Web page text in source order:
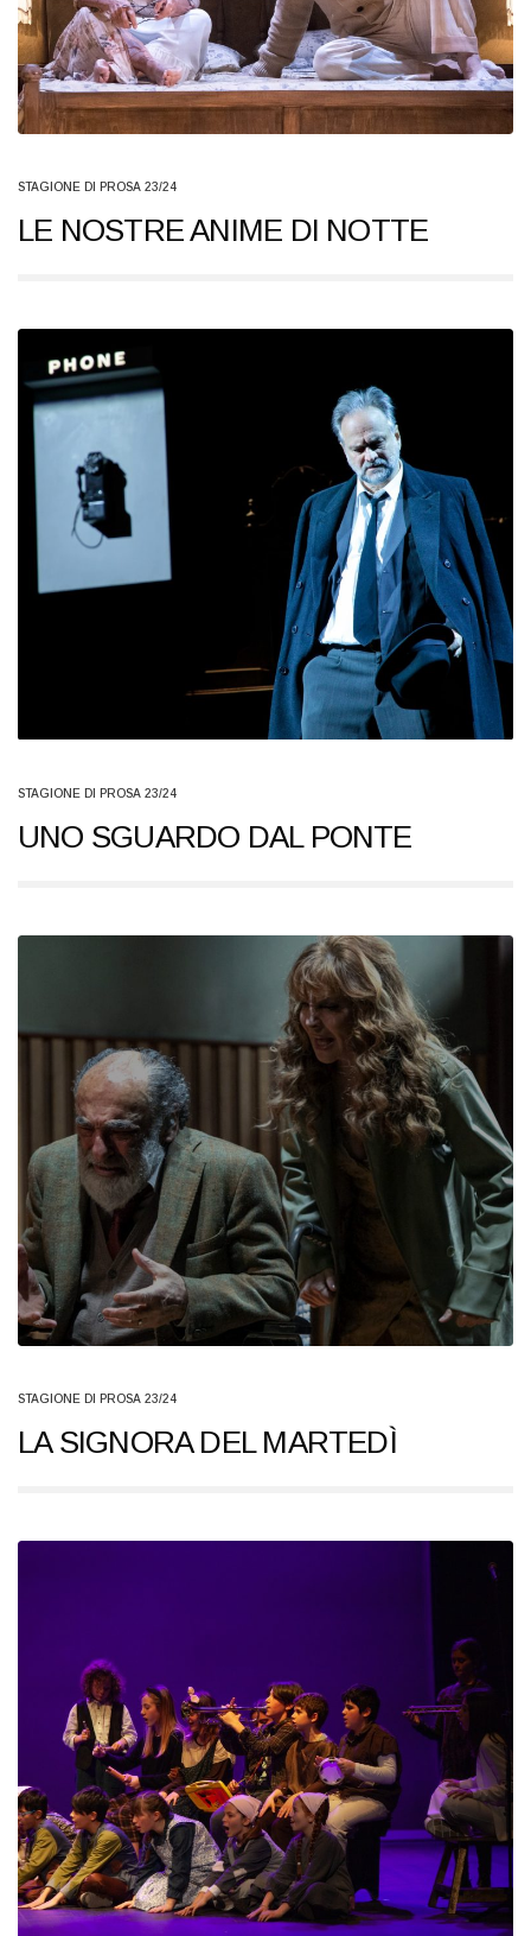
STAGIONE DI PROSA 23/24
LE NOSTRE ANIME DI NOTTE
STAGIONE DI PROSA 23/24
UNO SGUARDO DAL PONTE
STAGIONE DI PROSA 23/24
LA SIGNORA DEL MARTEDÌ